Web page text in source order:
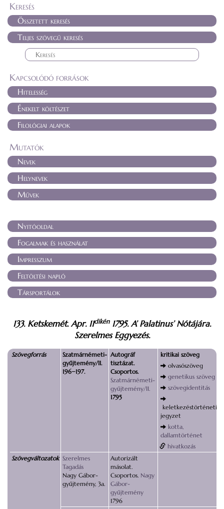
Keresés
Összetett keresés
Teljes szövegű keresés
Kapcsolódó források
Hitelesség
Énekelt költészet
Filológiai alapok
Mutatók
Nevek
Helynevek
Művek
Nyitóoldal
Fogalmak és használat
Impresszum
Feltöltési napló
Társportálok
133. Ketskemét. Apr. 11dikén1795. A’ Palatinus’ Nótájára.
Szerelmes Eggyezés.
Szövegforrás
Szatmárnémeti-
gyűjtemény/II.
196−197.
Autográf
tisztázat.
Csoportos.
Szatmárnémeti-
gyűjtemény/II.
1795
kritikai szöveg
olvasószöveg
genetikus szöveg
szövegidentitás
keletkezéstörténeti
jegyzet
kotta,
dallamtörténet
hivatkozás
Szövegváltozatok Szerelmes
Tagadás
Nagy Gábor-
gyűjtemény, 3a.
Autorizált
másolat.
Csoportos. Nagy
Gábor-
gyűjtemény
1796